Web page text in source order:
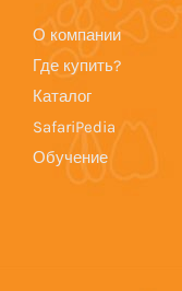
О компании
Где купить?
Каталог
SafariPedia
Обучение